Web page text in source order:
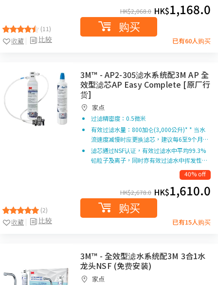
(11)
比较
收藏
HK$2,068.0 HK$1,168.0
购买
已有60人购买
(2)
比较
收藏
3M™ - AP2-305滤水系统配3M AP 全
效型滤芯AP Easy Complete [原厂行
货]
家点
过滤精密度：0.5微米
有效过滤水量：800加仑(3,000公升)* * 当水
流速度减慢时应更换滤芯，建议每6至9个月…
滤芯通过NSF认证，有效过滤水中平均99.3%
铅粒子及离子，同时亦有效过滤水中挥发性…
40% off
HK$2,678.0 HK$1,610.0
购买
已有15人购买
3M™ - 全效型滤水系统配3M 3合1水
龙头NSF (免费安装)
家点